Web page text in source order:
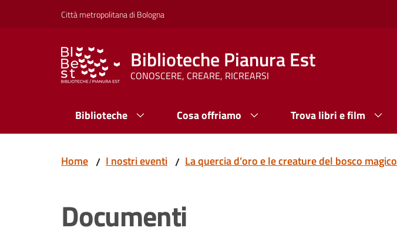
Vai al contenuto
Vai alla navigazioneCittà metropolitana di Bologna
Biblioteche Pianura Est
CONOSCERE, CREARE, RICREARSI
Biblioteche Cosa offriamo Trova libri e film
Home / I nostri eventi / La quercia d’oro e le creature del bosco magico
Documenti